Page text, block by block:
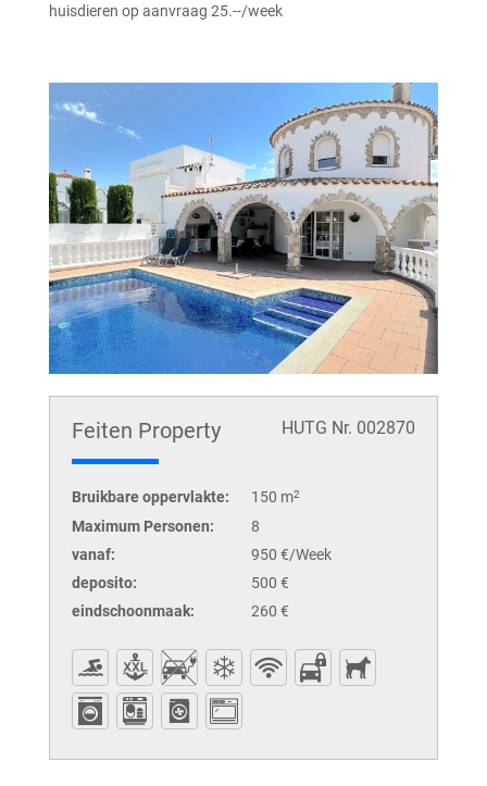
huisdieren op aanvraag 25.--/week
Feiten Property HUTG Nr. 002870
Bruikbare oppervlakte: 150 m2
Maximum Personen:
8
vanaf:
950 €/Week
deposito:
500 €
eindschoonmaak:
260 €